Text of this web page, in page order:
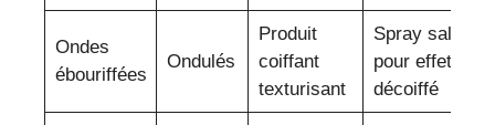
Ondes
ébouriffées
Ondulés
Produit
coiffant
texturisant
Spray salé
pour effet
décoiffé